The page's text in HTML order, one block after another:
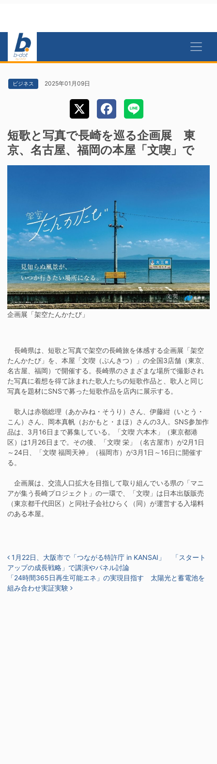
ビジネス 2025年01月09日
短歌と写真で長崎を巡る企画展 東
京、名古屋、福岡の本屋「文喫」で
企画展「架空たんかたび」
長崎県は、短歌と写真で架空の長崎旅を体感する企画展「架空
たんかたび」を、本屋「文喫（ぶんきつ）」の全国3店舗（東京、
名古屋、福岡）で開催する。長崎県のさまざまな場所で撮影され
た写真に着想を得て詠まれた歌人たちの短歌作品と、歌人と同じ
写真を題材にSNSで募った短歌作品を店内に展示する。
歌人は赤嶺総理（あかみね・そうり）さん、伊藤紺（いとう・
こん）さん、岡本真帆（おかもと・まほ）さんの3人。SNS参加作
品は、3月16日まで募集している。「文喫 六本木」（東京都港
区）は1月26日まで。その後、「文喫 栄」（名古屋市）が2月1日
～24日、「文喫 福岡天神」（福岡市）が3月1日～16日に開催す
る。
企画展は、交流人口拡大を目指して取り組んでいる県の「マニ
アが集う長崎プロジェクト」の一環で、「文喫」は日本出版販売
（東京都千代田区）と同社子会社ひらく（同）が運営する入場料
のある本屋。
投稿ナビゲーション
1月22日、大阪市で「つながる特許庁 in KANSAI」 「スタート
アップの成長戦略」で講演やパネル討論
「24時間365日再生可能エネ」の実現目指す 太陽光と蓄電池を
組み合わせ実証実験